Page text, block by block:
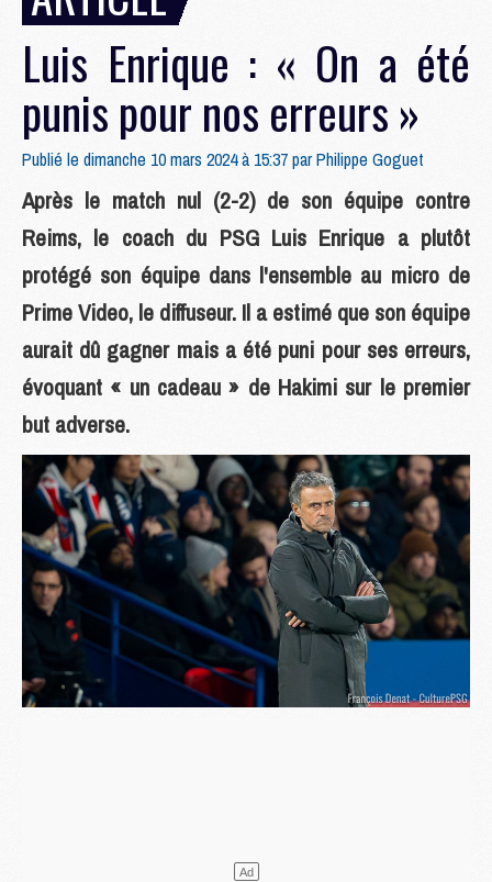
Luis Enrique : « On a été
punis pour nos erreurs »
Publié le dimanche 10 mars 2024 à 15:37 parPhilippe Goguet
Après le match nul (2-2) de son équipe contre
Reims, le coach du PSG Luis Enrique a plutôt
protégé son équipe dans l'ensemble au micro de
Prime Video, le diffuseur. Il a estimé que son équipe
aurait dû gagner mais a été puni pour ses erreurs,
évoquant « un cadeau » de Hakimi sur le premier
but adverse.